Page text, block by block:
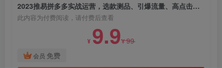
2023推易拼多多实战运营，选款测品、引爆流量、高点击转化、规则解析
此内容为付费阅读，请付费后查看
¥ 9.9¥99
会员 免费